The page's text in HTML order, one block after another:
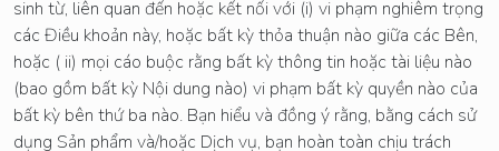
sinh từ, liên quan đến hoặc kết nối với (i) vi phạm nghiêm trọng
các Điều khoản này, hoặc bất kỳ thỏa thuận nào giữa các Bên,
hoặc ( ii) mọi cáo buộc rằng bất kỳ thông tin hoặc tài liệu nào
(bao gồm bất kỳ Nội dung nào) vi phạm bất kỳ quyền nào của
bất kỳ bên thứ ba nào. Bạn hiểu và đồng ý rằng, bằng cách sử
dụng Sản phẩm và/hoặc Dịch vụ, bạn hoàn toàn chịu trách